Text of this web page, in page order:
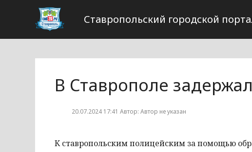
Ставропольский городской
В Ставрополе
20.07.2024 17:41 Автор: Автор не указан
К ставропольским полицейским за помощью